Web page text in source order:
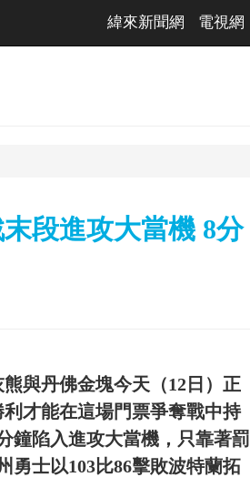
緯來新聞網 電視網
段進攻大當機 8分
與丹佛金塊今天（12日）正
才能在這場門票爭奪戰中持
鐘陷入進攻大當機，只靠著罰
勇士以103比86擊敗波特蘭拓